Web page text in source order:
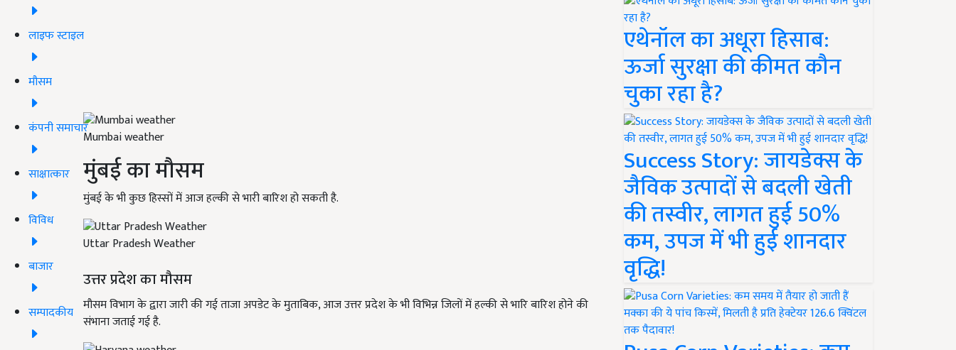
लाइफ स्टाइल
मौसम
कंपनी समाचार
साक्षात्कार
विविध
बाजार
सम्पादकीय
Mumbai weather
मुंबई का मौसम
मुंबई के भी कुछ हिस्सों में आज हल्की से भारी बारिश हो सकती है.
Uttar Pradesh Weather
उत्तर प्रदेश का मौसम
मौसम विभाग के द्वारा जारी की गई ताजा अपडेट के मुताबिक, आज उत्तर प्रदेश के भी विभिन्न जिलों में हल्की से भारि बारिश होने की
संभाना जताई गई है.
एथेनॉल का अधूरा हिसाब:
ऊर्जा सुरक्षा की कीमत कौन
चुका रहा है?
Success Story: जायडेक्स के
जैविक उत्पादों से बदली खेती
की तस्वीर, लागत हुई 50%
कम, उपज में भी हुई शानदार
वृद्धि!